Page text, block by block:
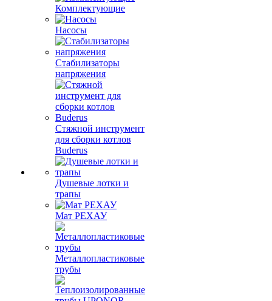
Комплектующие
Насосы
Стабилизаторы
напряжения
Стяжной инструмент
для сборки котлов
Buderus
Душевые лотки и
трапы
Мат РЕХАУ
Металлопластиковые
трубы